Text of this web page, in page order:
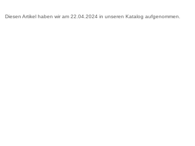
Diesen Artikel haben wir am 22.04.2024 in unseren Katalog aufgenommen.